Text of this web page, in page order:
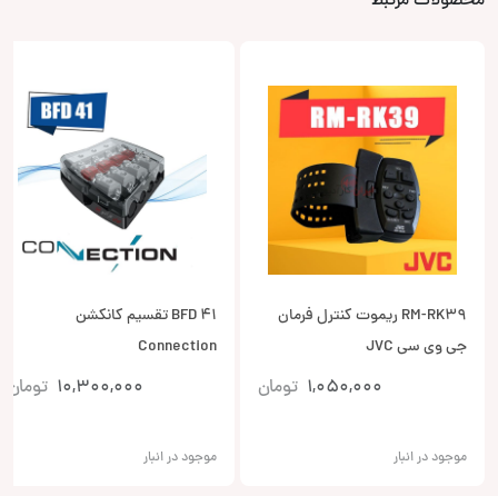
RM-RK39 ریموت کنترل فرمان
جی وی سی JVC
1,050,000 تومان
موجود در انبار
BFD 41 تقسیم کانکشن
Connection
10,300,000 تومان
موجود در انبار